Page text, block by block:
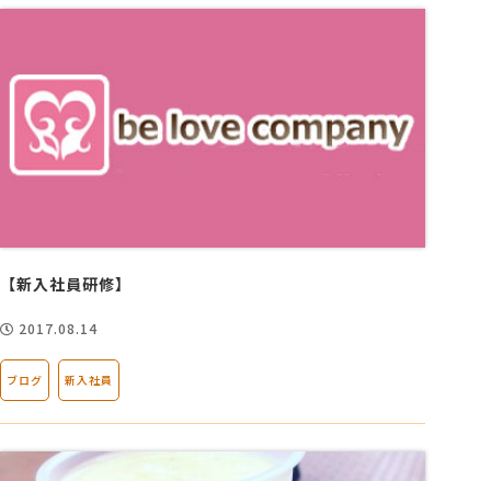
【新入社員研修】
2017.08.14
ブログ 新入社員